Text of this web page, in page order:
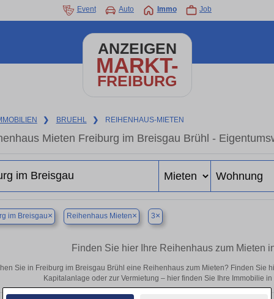
Event Auto Immo Job
ANZEIGEN
MARKT-
FREIBURG
❯ BRUEHL ❯ REIHENHAUS-MIETEN
Mieten Freiburg im Breisgau Brühl -
im Breisgau× Reihenhaus Mieten× 3×
Finden Sie hier Ihre Reihenhaus zum Mieten
Sie in Freiburg im Breisgau Brühl eine Reihenhaus zum Mieten? Finden Sie
Kapitalanlage oder zur Vermietung – hier finden Sie Ihre Immobilie